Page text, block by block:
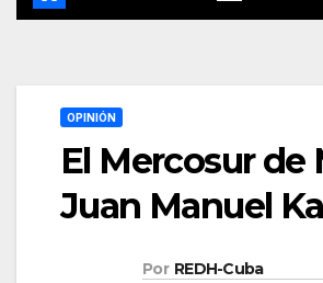
OPINIÓN
El Mercosur de
Juan Manuel
Por REDH-Cuba